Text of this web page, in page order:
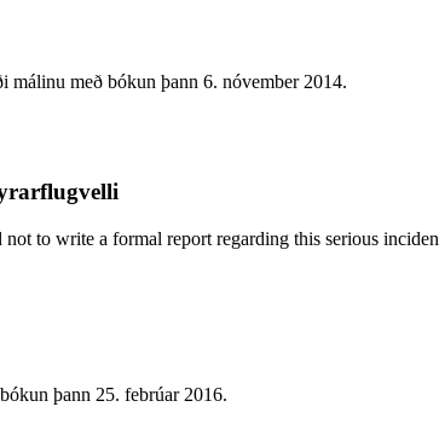
málinu með bókun þann 6. nóvember 2014.
to write a formal report regarding this serious
þann 25. febrúar 2016.